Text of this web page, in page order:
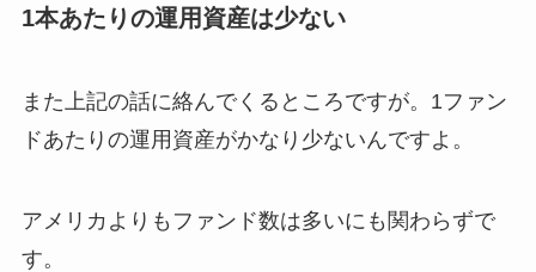
1本あたりの運用資産は少ない
また上記の話に絡んでくるところですが。1ファン
ドあたりの運用資産がかなり少ないんですよ。
アメリカよりもファンド数は多いにも関わらずで
す。